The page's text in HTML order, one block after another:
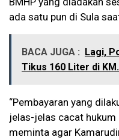
ada satu pun di Sula
BACA JUGA : Lagi,
Tikus 160 Liter di
“Pembayaran yang
jelas-jelas cacat hukum
meminta agar